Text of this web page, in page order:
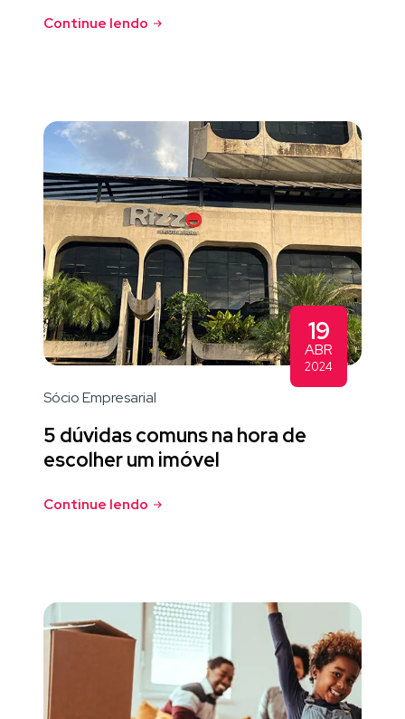
Continue lendo
19
ABR
2024
Sócio Empresarial
5 dúvidas comuns na hora de
escolher um imóvel
Continue lendo